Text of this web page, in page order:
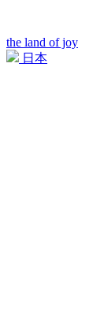
the land of joy
日本